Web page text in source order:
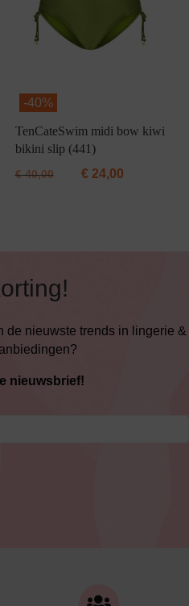
-40%
TenCateSwim midi bow kiwi
bikini slip (441)
€40,00 €24,00
de nieuwste trends in lingerie &
nieuwsbrief!